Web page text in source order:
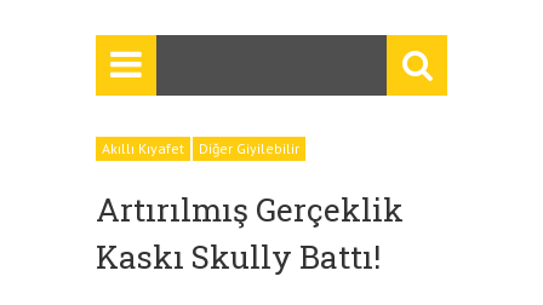
Akıllı Kıyafet Diğer Giyilebilir
Artırılmış Gerçeklik
Kaskı Skully Battı!